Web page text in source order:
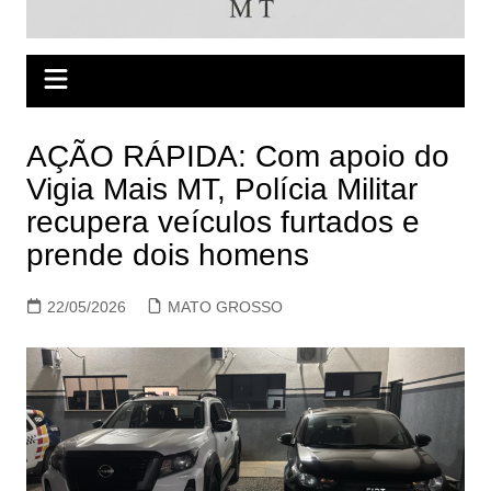
AÇÃO RÁPIDA: Com apoio do
Vigia Mais MT, Polícia Militar
recupera veículos furtados e
prende dois homens
22/05/2026 MATO GROSSO